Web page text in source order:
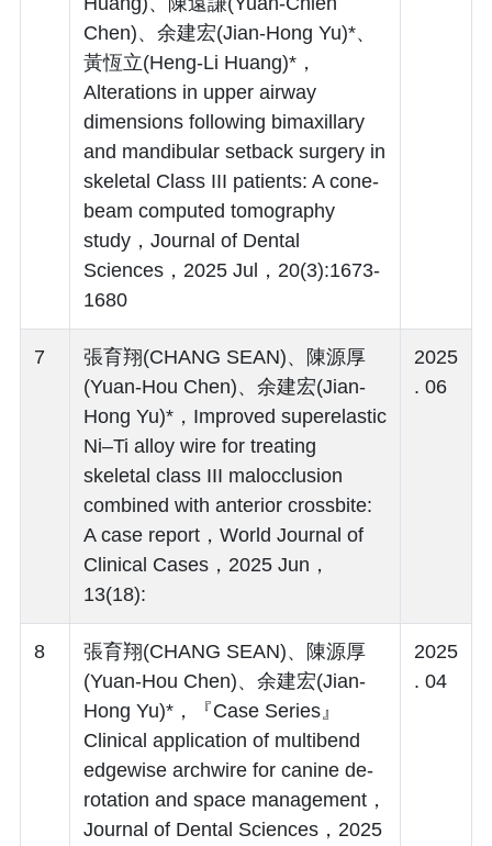
Chen)、余建宏(Jian-Hong Yu)*、
黃恆立(Heng-Li Huang)*，
Alterations in upper airway
dimensions following bimaxillary
and mandibular setback surgery in
skeletal Class III patients: A cone-
beam computed tomography
study，Journal of Dental
Sciences，2025 Jul，20(3):1673-
1680
7
張育翔(CHANG SEAN)、陳源厚
(Yuan-Hou Chen)、余建宏(Jian-
Hong Yu)*，Improved superelastic
Ni–Ti alloy wire for treating
skeletal class III malocclusion
combined with anterior crossbite:
A case report，World Journal of
Clinical Cases，2025 Jun，
13(18):
2025
. 06
8
張育翔(CHANG SEAN)、陳源厚
(Yuan-Hou Chen)、余建宏(Jian-
Hong Yu)*，『Case Series』
Clinical application of multibend
edgewise archwire for canine de-
rotation and space management，
Journal of Dental Sciences，2025
2025
. 04